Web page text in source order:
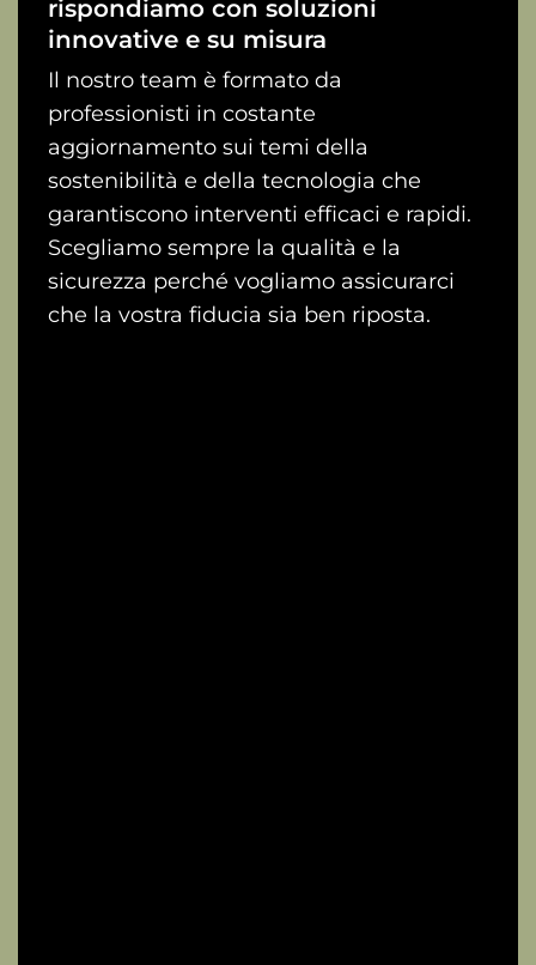
rispondiamo con soluzioni
innovative e su misura
Il nostro team è formato da
professionisti in costante
aggiornamento sui temi della
sostenibilità e della tecnologia che
garantiscono interventi efficaci e rapidi.
Scegliamo sempre la qualità e la
sicurezza perché vogliamo assicurarci
che la vostra fiducia sia ben riposta.